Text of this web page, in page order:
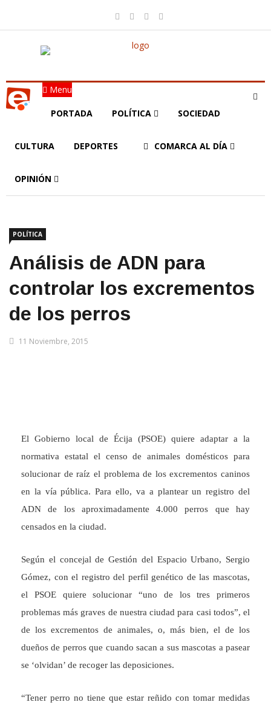
Menu
PORTADA POLÍTICA SOCIEDAD
CULTURA DEPORTES COMARCA AL DÍA
OPINIÓN
POLÍTICA
Análisis de ADN para
controlar los excrementos
de los perros
11 Noviembre, 2015
El Gobierno local de Écija (PSOE) quiere adaptar a la
normativa estatal el censo de animales domésticos para
solucionar de raíz el problema de los excrementos caninos
en la vía pública. Para ello, va a plantear un registro del
ADN de los aproximadamente 4.000 perros que hay
censados en la ciudad.
Según el concejal de Gestión del Espacio Urbano, Sergio
Gómez, con el registro del perfil genético de las mascotas,
el PSOE quiere solucionar “uno de los tres primeros
problemas más graves de nuestra ciudad para casi todos”, el
de los excrementos de animales, o, más bien, el de los
dueños de perros que cuando sacan a sus mascotas a pasear
se ‘olvidan’ de recoger las deposiciones.
“Tener perro no tiene que estar reñido con tomar medidas